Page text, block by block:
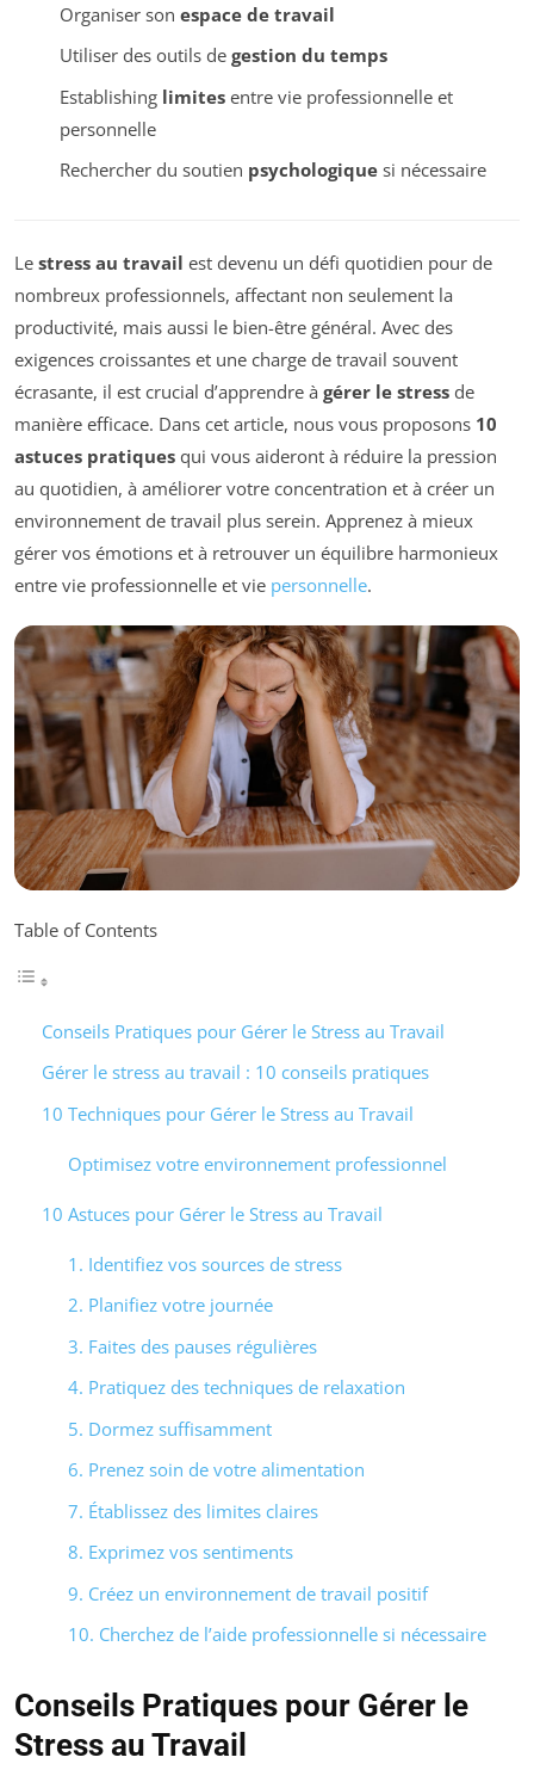
Organiser son espace de travail
Utiliser des outils de gestion du temps
Establishing limitesentre vie professionnelle et
personnelle
Rechercher du soutien psychologiquesi nécessaire
Le stress au travail est devenu un défi quotidien pour de
nombreux professionnels, affectant non seulement la
productivité, mais aussi le bien-être général. Avec des
exigences croissantes et une charge de travail souvent
écrasante, il est crucial d’apprendre à gérer le stress de
manière efficace. Dans cet article, nous vous proposons 10
astuces pratiques qui vous aideront à réduire la pression
au quotidien, à améliorer votre concentration et à créer un
environnement de travail plus serein. Apprenez à mieux
gérer vos émotions et à retrouver un équilibre harmonieux
entre vie professionnelle et vie personnelle.
Table of Contents
Conseils Pratiques pour Gérer le Stress au Travail
Gérer le stress au travail : 10 conseils pratiques
10 Techniques pour Gérer le Stress au Travail
Optimisez votre environnement professionnel
10 Astuces pour Gérer le Stress au Travail
1. Identifiez vos sources de stress
2. Planifiez votre journée
3. Faites des pauses régulières
4. Pratiquez des techniques de relaxation
5. Dormez suffisamment
6. Prenez soin de votre alimentation
7. Établissez des limites claires
8. Exprimez vos sentiments
9. Créez un environnement de travail positif
10. Cherchez de l’aide professionnelle si nécessaire
Conseils Pratiques pour Gérer le
Stress au Travail